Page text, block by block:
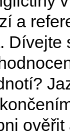
a
Dívejte